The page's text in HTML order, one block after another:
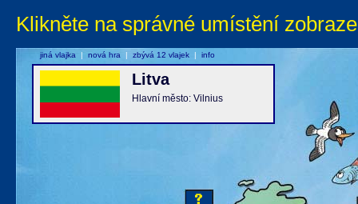
Klikněte na správné umístění
Litva
Hlavní město: Vilnius
jiná vlajka | nová hra | zbývá 12 vlajek | info